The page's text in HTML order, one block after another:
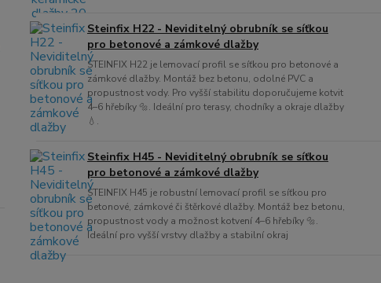
Steinfix H22 - Neviditelný obrubník se síťkou
pro betonové a zámkové dlažby
STEINFIX H22 je lemovací profil se síťkou pro betonové a
zámkové dlažby. Montáž bez betonu, odolné PVC a
propustnost vody. Pro vyšší stabilitu doporučujeme kotvit
4–6 hřebíky 🔩. Ideální pro terasy, chodníky a okraje dlažby
💧.
Steinfix H45 - Neviditelný obrubník se síťkou
pro betonové a zámkové dlažby
STEINFIX H45 je robustní lemovací profil se síťkou pro
betonové, zámkové či štěrkové dlažby. Montáž bez betonu,
propustnost vody a možnost kotvení 4–6 hřebíky 🔩.
Ideální pro vyšší vrstvy dlažby a stabilní okraj